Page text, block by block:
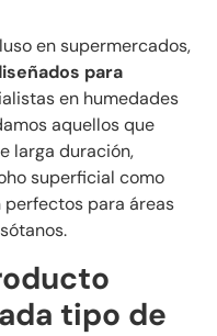
en supermercados,
para
en humedades
aquellos que
larga duración,
superficial como
perfectos para áreas
tipo de